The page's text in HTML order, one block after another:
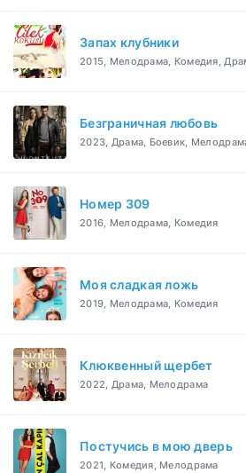
Запах клубники
2015, Мелодрама, Комедия,
Безграничная любовь
2023, Драма, Боевик,
Номер 309
2016, Мелодрама, Комедия
Моя сладкая ложь
2019, Мелодрама, Комедия
Клюквенный щербет
2022, Драма, Мелодрама
Постучись в мою дверь
2021, Комедия, Мелодрама